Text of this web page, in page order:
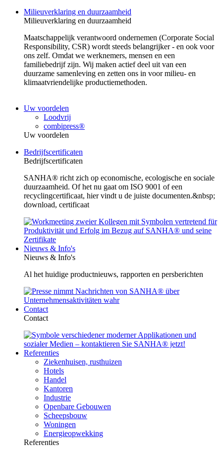
Milieuverklaring en duurzaamheid
Milieuverklaring en duurzaamheid
Maatschappelijk verantwoord ondernemen (Corporate Social
Responsibility, CSR) wordt steeds belangrijker - en ook voor
ons zelf. Omdat we werknemers, mensen en een
familiebedrijf zijn. Wij maken actief deel uit van een
duurzame samenleving en zetten ons in voor milieu- en
klimaatvriendelijke productiemethoden.
Uw voordelen
Loodvrij
combipress®
Uw voordelen
Bedrijfscertificaten
Bedrijfscertificaten
SANHA® richt zich op economische, ecologische en sociale
duurzaamheid. Of het nu gaat om ISO 9001 of een
recyclingcertificaat, hier vindt u de juiste documenten.&nbsp;
download, certificaat
Nieuws & Info's
Nieuws & Info's
Al het huidige productnieuws, rapporten en persberichten
Contact
Contact
Referenties
Ziekenhuisen, rusthuizen
Hotels
Handel
Kantoren
Industrie
Openbare Gebouwen
Scheepsbouw
Woningen
Energieopwekking
Referenties